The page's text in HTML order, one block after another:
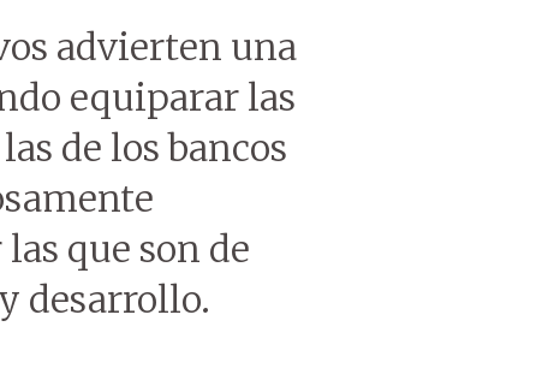
advierten una
equiparar las
de los bancos
que son de
desarrollo.